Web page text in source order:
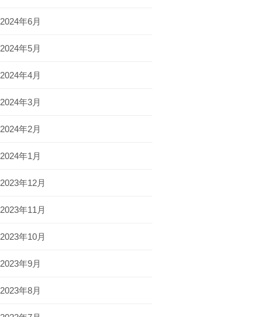
2024年6月
2024年5月
2024年4月
2024年3月
2024年2月
2024年1月
2023年12月
2023年11月
2023年10月
2023年9月
2023年8月